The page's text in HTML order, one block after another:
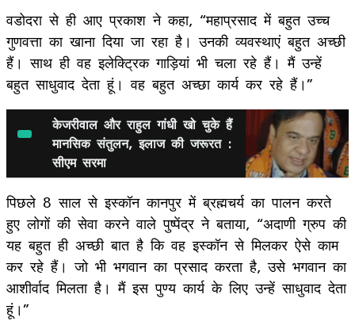
वडोदरा से ही आए प्रकाश ने कहा, “महाप्रसाद में बहुत उच्च
गुणवत्ता का खाना दिया जा रहा है। उनकी व्यवस्थाएं बहुत अच्छी
हैं। साथ ही वह इलेक्ट्रिक गाड़ियां भी चला रहे हैं। मैं उन्हें
बहुत साधुवाद देता हूं। वह बहुत अच्छा कार्य कर रहे हैं।”
केजरीवाल और राहुल गांधी खो चुके हैं
मानसिक संतुलन, इलाज की जरूरत :
सीएम सरमा
पिछले 8 साल से इस्कॉन कानपुर में ब्रह्मचर्य का पालन करते
हुए लोगों की सेवा करने वाले पुष्पेंद्र ने बताया, “अदाणी ग्रुप की
यह बहुत ही अच्छी बात है कि वह इस्कॉन से मिलकर ऐसे काम
कर रहे हैं। जो भी भगवान का प्रसाद करता है, उसे भगवान का
आशीर्वाद मिलता है। मैं इस पुण्य कार्य के लिए उन्हें साधुवाद देता
हूं।”